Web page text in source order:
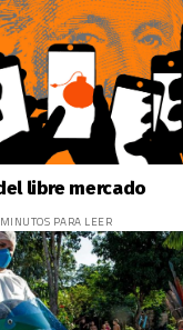
libre mercado
PARA LEER